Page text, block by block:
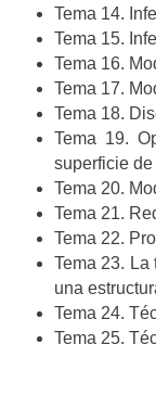
Tema 14.
Tema 15.
Tema 16.
Tema 17.
Tema 18.
Tema 19.
superficie
Tema 20.
Tema 21.
Tema 22.
Tema 23.
una
Tema 24.
Tema 25.